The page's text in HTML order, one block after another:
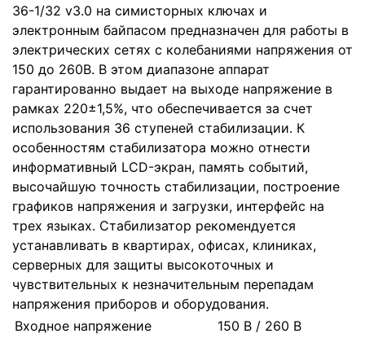
36-1/32 v3.0 на симисторных ключах и
электронным байпасом предназначен для работы в
электрических сетях с колебаниями напряжения от
150 до 260В. В этом диапазоне аппарат
гарантированно выдает на выходе напряжение в
рамках 220±1,5%, что обеспечивается за счет
использования 36 ступеней стабилизации. К
особенностям стабилизатора можно отнести
информативный LCD-экран, память событий,
высочайшую точность стабилизации, построение
графиков напряжения и загрузки, интерфейс на
трех языках. Стабилизатор рекомендуется
устанавливать в квартирах, офисах, клиниках,
серверных для защиты высокоточных и
чувствительных к незначительным перепадам
напряжения приборов и оборудования.
Входное напряжение
150 В / 260 В